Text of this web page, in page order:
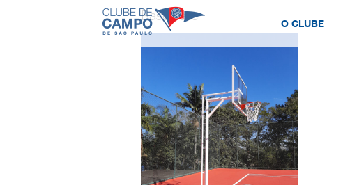
O CLUBE
Basquete